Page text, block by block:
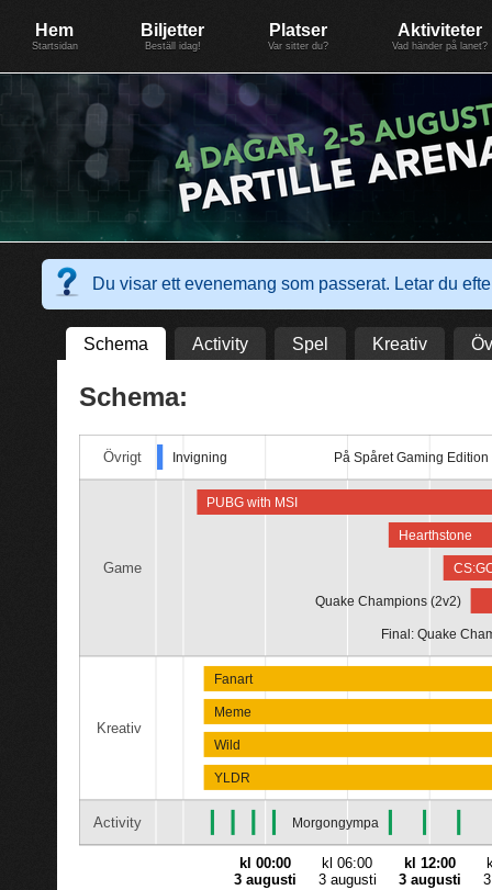
Hem
Startsidan
Biljetter
Beställ idag!
Platser
Var sitter du?
Aktiviteter
Vad händer på lanet?
Du visar ett evenemang som passerat. Letar du
Schema Activity Spel Kreativ
Schema:
Övrigt
Game
Kreativ
Activity
kl 00:00
3 augusti
kl 06:00
3 augusti
kl 12:00
3 augusti
Invigning På Spåret Gaming Edition
PUBG with MSI
Hearthstone
Quake Champions (2v2)
Final: Quake
Fanart
Meme
Wild
YLDR
Morgongympa